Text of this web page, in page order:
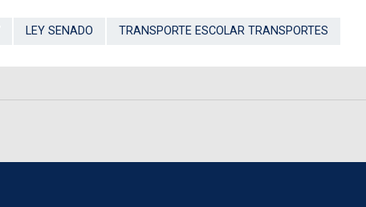
LEY SENADO TRANSPORTE ESCOLAR TRANSPORTES